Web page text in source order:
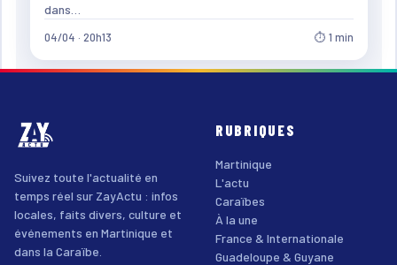
dans…
04/04 · 20h13 ⏱ 1 min
Suivez toute l'actualité en
temps réel sur ZayActu : infos
locales, faits divers, culture et
événements en Martinique et
dans la Caraïbe.
RUBRIQUES
Martinique
L'actu
Caraïbes
À la une
France & Internationale
Guadeloupe & Guyane